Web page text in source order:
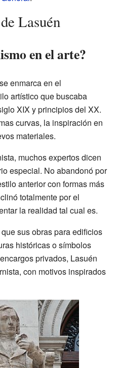
Lasuén
en el arte?
enmarca en el
artístico que buscaba
XIX y principios del XX.
curvas, la inspiración en
materiales.
muchos expertos dicen
especial. No abandonó por
anterior con formas más
totalmente por el
la realidad tal cual es.
sus obras para edificios
históricas o símbolos
privados, Lasuén
con motivos inspirados